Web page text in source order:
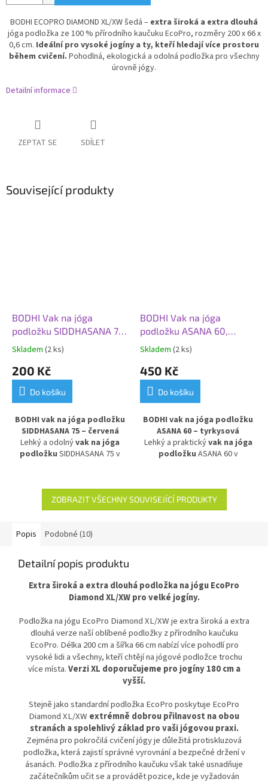
BODHI ECOPRO DIAMOND XL/XW šedá – extra široká a extra dlouhá
jóga podložka ze 100 % přírodního kaučuku EcoPro, rozměry 200 x 66 x
0,6 cm. Ideální pro vysoké jogíny a ty, kteří hledají více prostoru
během cvičení. Pohodlná, ekologická a odolná podložka pro všechny
úrovně jógy.
Detailní informace
ZEPTAT SE SDÍLET
Související produkty
BODHI Vak na jóga
podložku SIDDHASANA 75,
červená
Skladem (2 ks)
200 Kč
Do košíku
BODHI vak na jóga podložku
SIDDHASANA 75 – červená
Lehký a odolnývak na jóga
podložku SIDDHASANA 75 v
popruhem. Vodoodpudivý
materiál chrání podložku z ovčí
vlny a další příslušenství, jako
Praktický a prostorný doplněk
ve studiu.
BODHI Vak na jóga
podložku ASANA 60,
tyrkysová
Skladem (2 ks)
450 Kč
Do košíku
BODHI vak na jóga podložku
ASANA 60 – tyrkysová
Lehký a praktickývak na jóga
podložku ASANA 60 v
omyvatelného materiálu
chrání podložku před vlhkostí a
nečistotami. Ideální pro
ZOBRAZIT VŠECHNY SOUVISEJÍCÍ PRODUKTY
Popis Podobné (10)
Detailní popis produktu
Extra široká a extra dlouhá podložka na jógu EcoPro
Diamond XL/XW pro velké jogíny.
Podložka na jógu EcoPro Diamond XL/XW je extra široká a extra
dlouhá verze naší oblíbené podložky z přírodního kaučuku
EcoPro. Délka 200 cm a šířka 66 cm nabízí více pohodlí pro
vysoké lidi a všechny, kteří chtějí na jógové podložce trochu
více místa.Verzi XL doporučujeme pro jogíny 180 cm a
vyšší.
Stejně jako standardní podložka EcoPro poskytuje EcoPro
Diamond XL/XW extrémně dobrou přilnavost na obou
stranách a spolehlivý základ pro vaši jógovou praxi.
Zejména pro pokročilá cvičení jógy je důležitá protiskluzová
podložka, která zajistí správné vyrovnání a bezpečné držení v
ásanách. Podložka z přírodního kaučuku však také usnadňuje
začátečníkům učit se a provádět pozice, kde je vyžadován